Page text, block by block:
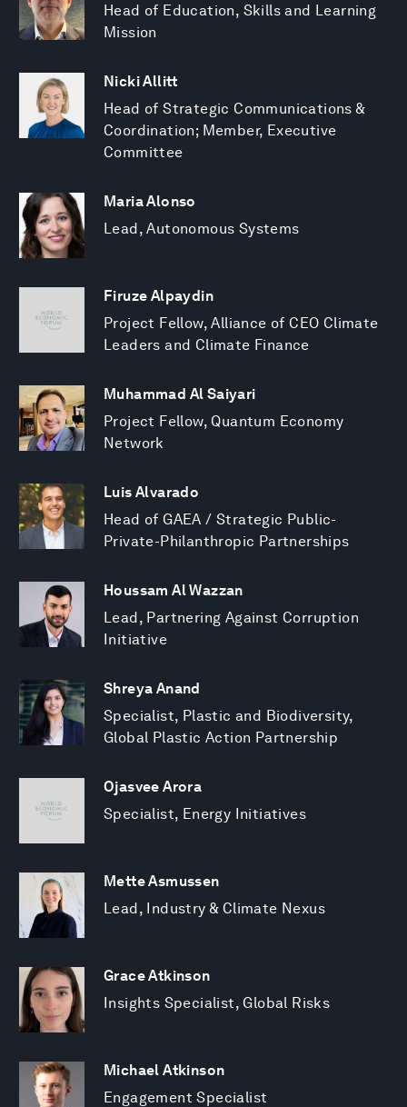
Head of Education, Skills and Learning
Mission
Nicki Allitt
Head of Strategic Communications &
Coordination; Member, Executive
Committee
Maria Alonso
Lead, Autonomous Systems
Firuze Alpaydin
Project Fellow, Alliance of CEO Climate
Leaders and Climate Finance
Muhammad Al Saiyari
Project Fellow, Quantum Economy
Network
Luis Alvarado
Head of GAEA / Strategic Public-
Private-Philanthropic Partnerships
Houssam Al Wazzan
Lead, Partnering Against Corruption
Initiative
Shreya Anand
Specialist, Plastic and Biodiversity,
Global Plastic Action Partnership
Ojasvee Arora
Specialist, Energy Initiatives
Mette Asmussen
Lead, Industry & Climate Nexus
Grace Atkinson
Insights Specialist, Global Risks
Michael Atkinson
Engagement Specialist